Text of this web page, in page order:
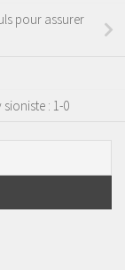
pour assurer
: 1-0